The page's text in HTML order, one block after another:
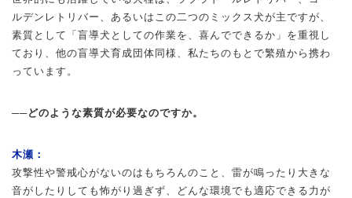
ルデンレトリバー、あるいはこの二つのミックス犬が主ですが、
素質として「盲導犬としての作業を、喜んでできるか」を重視し
ており、他の盲導犬育成団体同様、私たちのもとで繁殖から携わ
っています。
──どのような素質が必要なのですか。
木瀬：
攻撃性や警戒心がないのはもちろんのこと、雷が鳴ったり大きな
音がしたりしても怖がり過ぎず、どんな環境でも適応できる力が